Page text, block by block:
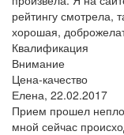
рейтингу смотрела,
хорошая,
Квалификация
Внимание
Цена-качество
Елена, 22.02.2017
Прием прошел
мной сейчас